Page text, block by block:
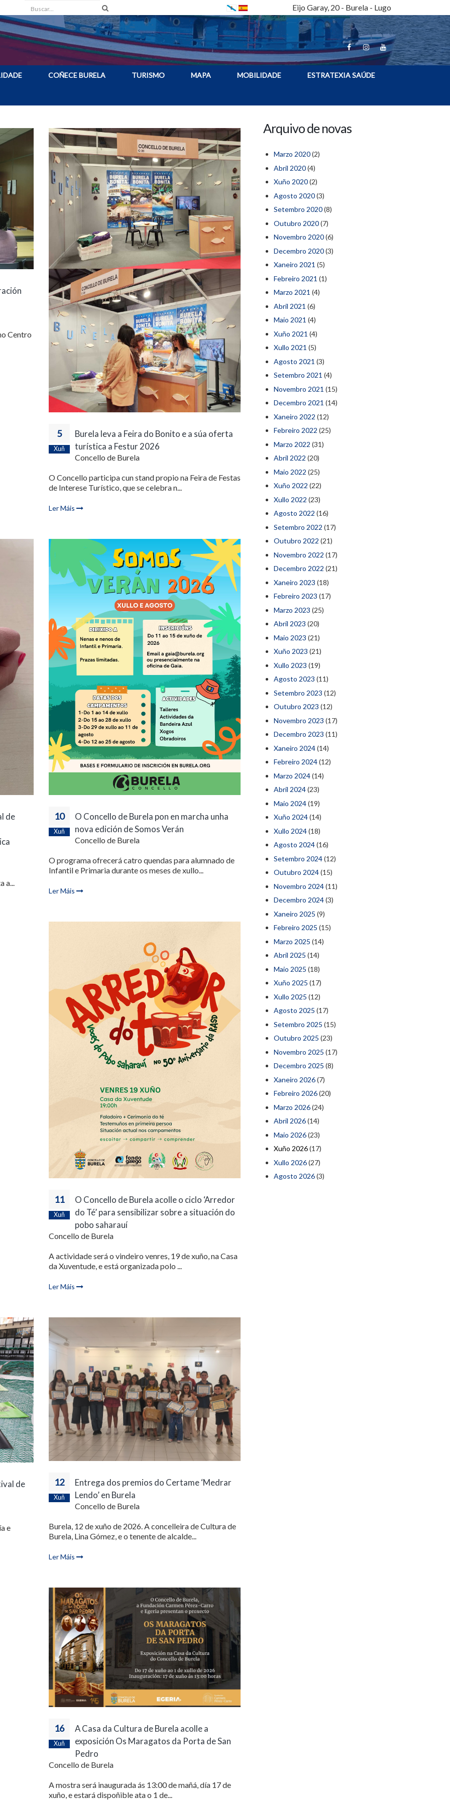
Buscar Eijo Garay, 20 - Burela - Lugo
COÑECE BURELA TURISMO MAPA MOBILIDADE ESTRATEXIA SAÚDE
Centro
5
Xuñ
Burela leva a Feira do Bonito e a súa oferta
turística a Festur 2026
Concello de Burela
O Concello participa cun stand propio na Feira de Festas
de Interese Turístico, que se celebra n...
Ler Máis
de
a...
10
Xuñ
O Concello de Burela pon en marcha unha
nova edición de Somos Verán
Concello de Burela
O programa ofrecerá catro quendas para alumnado de
Infantil e Primaria durante os meses de xullo...
Ler Máis
11
Xuñ
O Concello de Burela acolle o ciclo ‘Arredor
do Té’ para sensibilizar sobre a situación do
pobo saharauí
Concello de Burela
A actividade será o vindeiro venres, 19 de xuño, na Casa
da Xuventude, e está organizada polo ...
Ler Máis
de
e
12
Xuñ
Entrega dos premios do Certame ‘Medrar
Lendo’ en Burela
Concello de Burela
Burela, 12 de xuño de 2026. A concelleira de Cultura de
Burela, Lina Gómez, e o tenente de alcalde...
Ler Máis
16
Xuñ
A Casa da Cultura de Burela acolle a
exposición Os Maragatos da Porta de San
Pedro
Concello de Burela
A mostra será inaugurada ás 13:00 de mañá, día 17 de
xuño, e estará dispoñible ata o 1 de...
Arquivo de novas
Marzo 2020(2)
Abril 2020(4)
Xuño 2020(2)
Agosto 2020(3)
Setembro 2020(8)
Outubro 2020(7)
Novembro 2020(6)
Decembro 2020(3)
Xaneiro 2021 (5)
Febreiro 2021 (1)
Marzo 2021 (4)
Abril 2021 (6)
Maio 2021 (4)
Xuño 2021 (4)
Xullo 2021 (5)
Agosto 2021 (3)
Setembro 2021 (4)
Novembro 2021 (15)
Decembro 2021 (14)
Xaneiro 2022 (12)
Febreiro 2022 (25)
Marzo 2022 (31)
Abril 2022 (20)
Maio 2022 (25)
Xuño 2022 (22)
Xullo 2022 (23)
Agosto 2022 (16)
Setembro 2022 (17)
Outubro 2022 (21)
Novembro 2022 (17)
Decembro 2022 (21)
Xaneiro 2023 (18)
Febreiro 2023 (17)
Marzo 2023 (25)
Abril 2023 (20)
Maio 2023 (21)
Xuño 2023 (21)
Xullo 2023 (19)
Agosto 2023 (11)
Setembro 2023 (12)
Outubro 2023 (12)
Novembro 2023 (17)
Decembro 2023 (11)
Xaneiro 2024(14)
Febreiro 2024(12)
Marzo 2024(14)
Abril 2024(23)
Maio 2024(19)
Xuño 2024(14)
Xullo 2024(18)
Agosto 2024(16)
Setembro 2024(12)
Outubro 2024(15)
Novembro 2024(11)
Decembro 2024(3)
Xaneiro 2025 (9)
Febreiro 2025 (15)
Marzo 2025 (14)
Abril 2025 (14)
Maio 2025 (18)
Xuño 2025 (17)
Xullo 2025 (12)
Agosto 2025 (17)
Setembro 2025 (15)
Outubro 2025 (23)
Novembro 2025 (17)
Decembro 2025 (8)
Xaneiro 2026(7)
Febreiro 2026(20)
Marzo 2026(24)
Abril 2026(14)
Maio 2026(23)
Xuño 2026(17)
Xullo 2026(27)
Agosto 2026(3)